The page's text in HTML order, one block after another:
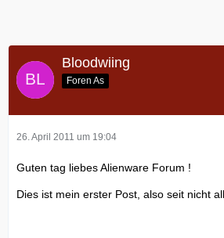
Bloodwiing
Foren As
26. April 2011 um 19:04
Guten tag liebes Alienware Forum !
Dies ist mein erster Post, also seit nicht